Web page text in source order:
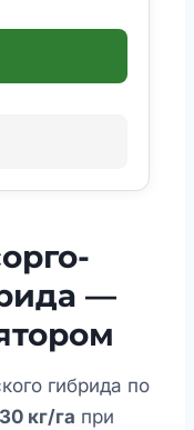
—
гибрида по
кг/га при